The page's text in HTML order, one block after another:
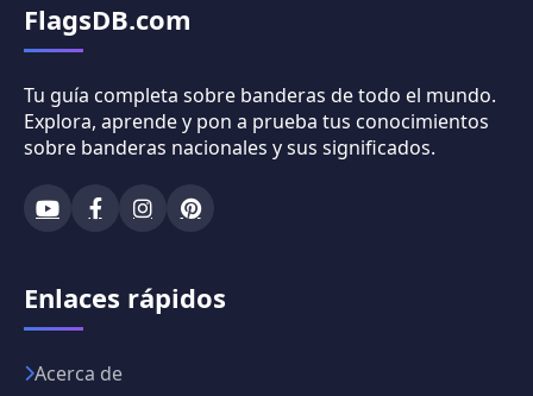
FlagsDB.com
Tu guía completa sobre banderas de todo el mundo.
Explora, aprende y pon a prueba tus conocimientos
sobre banderas nacionales y sus significados.
Enlaces rápidos
Acerca de